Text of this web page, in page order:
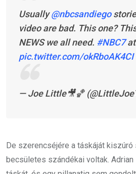
Usually@nbcsandiego
video are bad. This one?
NEWS we all need. #NBC7at
pic.twitter.com/okRboAK4CI
— Joe Little🎥🏀
De szerencséjére a táskáját
becsületes szándékai voltak.